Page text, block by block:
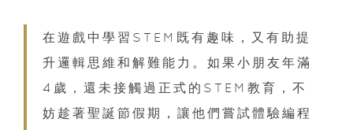
在遊戲中學習STEM既有趣味，又有助提
升邏輯思維和解難能力。如果小朋友年滿
4歲，還未接觸過正式的STEM教育，不
妨趁著聖誕節假期，讓他們嘗試體驗編程